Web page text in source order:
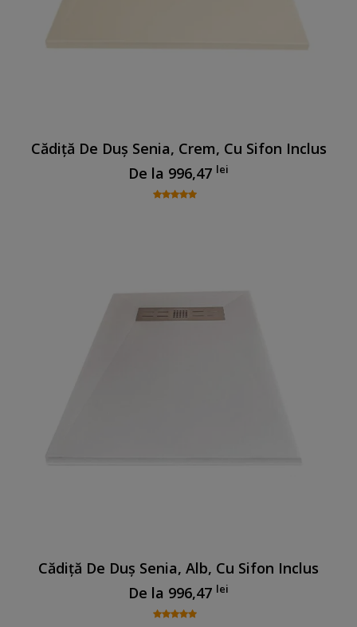
Cădiță De Duș Senia, Crem, Cu Sifon Inclus
De la 996,47 lei
Cădiță De Duș Senia, Alb, Cu Sifon Inclus
De la 996,47 lei